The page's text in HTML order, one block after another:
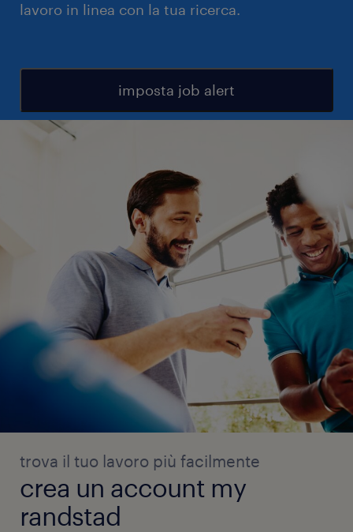
lavoro in linea con la tua ricerca.
imposta job alert
trova il tuo lavoro più facilmente
crea un account my
randstad